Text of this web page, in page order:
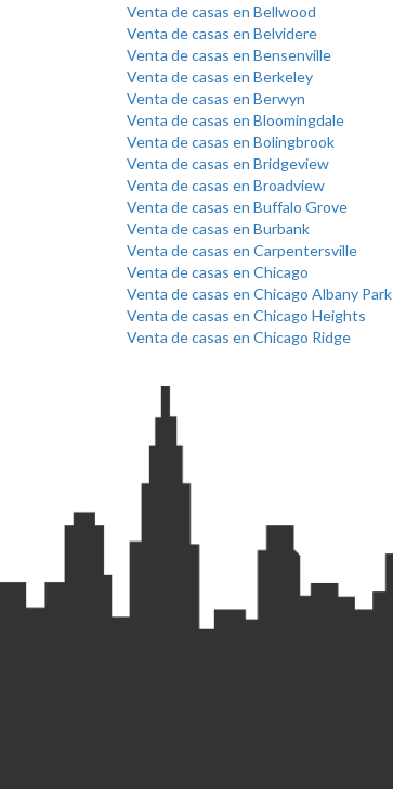
Venta de casas en Bellwood
Venta de casas en Belvidere
Venta de casas en Bensenville
Venta de casas en Berkeley
Venta de casas en Berwyn
Venta de casas en Bloomingdale
Venta de casas en Bolingbrook
Venta de casas en Bridgeview
Venta de casas en Broadview
Venta de casas en Buffalo Grove
Venta de casas en Burbank
Venta de casas en Carpentersville
Venta de casas en Chicago
Venta de casas en Chicago Albany Park
Venta de casas en Chicago Heights
Venta de casas en Chicago Ridge